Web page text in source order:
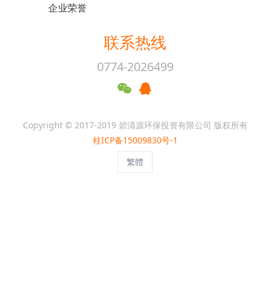
企业荣誉
联系热线
0774-2026499
Copyright © 2017-2019 碧清源环保投资有限公司 版权所有
桂ICP备15009830号-1
繁體